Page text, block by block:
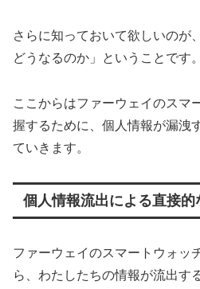
さらに知っておいて欲しいのが
どうなるのか」ということです。
ここからはファーウェイのスマ
握するために、個人情報が漏洩
ていきます。
個人情報流出による直接的
ファーウェイのスマートウォッ
ら、わたしたちの情報が流出す